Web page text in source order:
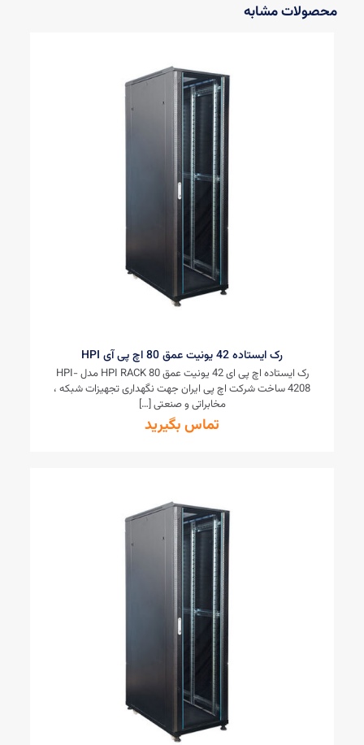
محصولات مشابه
رک ایستاده 42 یونیت عمق 80 اچ پی آی HPI
رک ایستاده اچ پی ای 42 یونیت عمق 80 HPI RACK مدل HPI-
4208 ساخت شرکت اچ پی ایران جهت نگهداری تجهیزات شبکه ،
مخابراتی و صنعتی[…]
تماس بگیرید